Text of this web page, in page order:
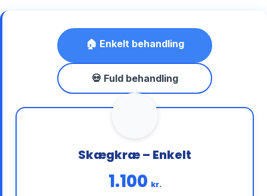
🏠 Enkelt behandling
💀 Fuld behandling
Skægkræ – Enkelt
1.100 kr.